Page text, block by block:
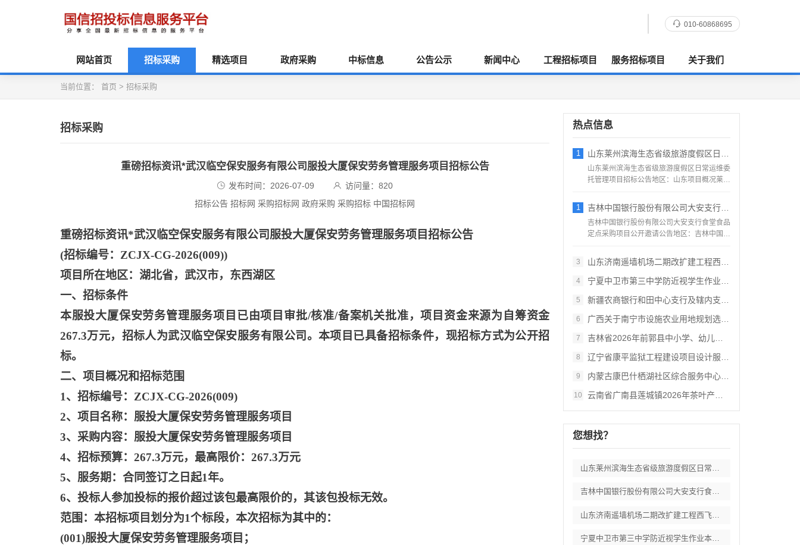
010-60868695
网站首页 招标采购 精选项目 政府采购 中标信息 公告公示 新闻中心 工程招标项目 服务招标项目 关于我们
当前位置： 首页 > 招标采购
招标采购
重磅招标资讯*武汉临空保安服务有限公司服投大厦保安劳务管理服务项目招标公告
发布时间：2026-07-09 访问量：820
招标公告 招标网 采购招标网 政府采购 采购招标 中国招标网
重磅招标资讯*武汉临空保安服务有限公司服投大厦保安劳务管理服务项目招标公告
(招标编号：ZCJX-CG-2026(009))
项目所在地区：湖北省，武汉市，东西湖区
一、招标条件
本服投大厦保安劳务管理服务项目已由项目审批/核准/备案机关批准，项目资金来源为自筹资金
267.3万元，招标人为武汉临空保安服务有限公司。本项目已具备招标条件，现招标方式为公开招
标。
二、项目概况和招标范围
1、招标编号：ZCJX-CG-2026(009)
2、项目名称：服投大厦保安劳务管理服务项目
3、采购内容：服投大厦保安劳务管理服务项目
4、招标预算：267.3万元，最高限价：267.3万元
5、服务期：合同签订之日起1年。
6、投标人参加投标的报价超过该包最高限价的，其该包投标无效。
范围：本招标项目划分为1个标段，本次招标为其中的：
(001)服投大厦保安劳务管理服务项目；
热点信息
1 山东莱州滨海生态省级旅游度假区日常运维委
山东莱州滨海生态省级旅游度假区日常运维委
托管理项目招标公告地区：山东项目概况莱州
1 吉林中国银行股份有限公司大安支行食堂食品
吉林中国银行股份有限公司大安支行食堂食品
定点采购项目公开邀请公告地区：吉林中国银
3
山东济南遥墙机场二期改扩建工程西飞行区场
4 宁夏中卫市第三中学防近视学生作业本采购项
5 新疆农商银行和田中心支行及辖内支行职工体
6 广西关于南宁市设施农业用地规划选址审查数
7 吉林省2026年前郭县中小学、幼儿园食堂
8 辽宁省康平监狱工程建设项目设计服务供应商
9 内蒙古康巴什栖湖社区综合服务中心--外立
10 云南省广南县莲城镇2026年茶叶产业提质
您想找？
山东莱州滨海生态省级旅游度假区日常运维委
吉林中国银行股份有限公司大安支行食堂食品
宁夏中卫市第三中学防近视学生作业本采购项